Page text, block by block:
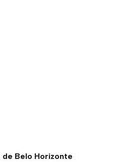
de Belo Horizonte